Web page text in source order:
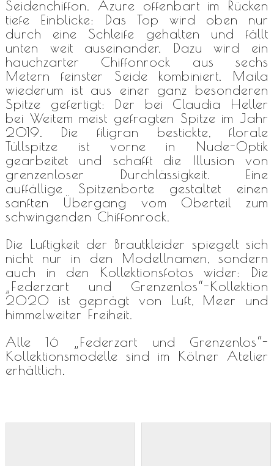
Seidenchiffon. Azure offenbart im Rücken
tiefe Einblicke: Das Top wird oben nur
durch eine Schleife gehalten und fällt
unten weit auseinander. Dazu wird ein
hauchzarter Chiffonrock aus sechs
Metern feinster Seide kombiniert. Maila
wiederum ist aus einer ganz besonderen
Spitze gefertigt: Der bei Claudia Heller
bei Weitem meist gefragten Spitze im Jahr
2019. Die filigran bestickte, florale
Tüllspitze ist vorne in Nude-Optik
gearbeitet und schafft die Illusion von
grenzenloser Durchlässigkeit. Eine
auffällige Spitzenborte gestaltet einen
sanften Übergang vom Oberteil zum
schwingenden Chiffonrock.
Die Luftigkeit der Brautkleider spiegelt sich
nicht nur in den Modellnamen, sondern
auch in den Kollektionsfotos wider: Die
„Federzart und Grenzenlos“-Kollektion
2020 ist geprägt von Luft, Meer und
himmelweiter Freiheit.
Alle 16 „Federzart und Grenzenlos“-
Kollektionsmodelle sind im Kölner Atelier
erhältlich.